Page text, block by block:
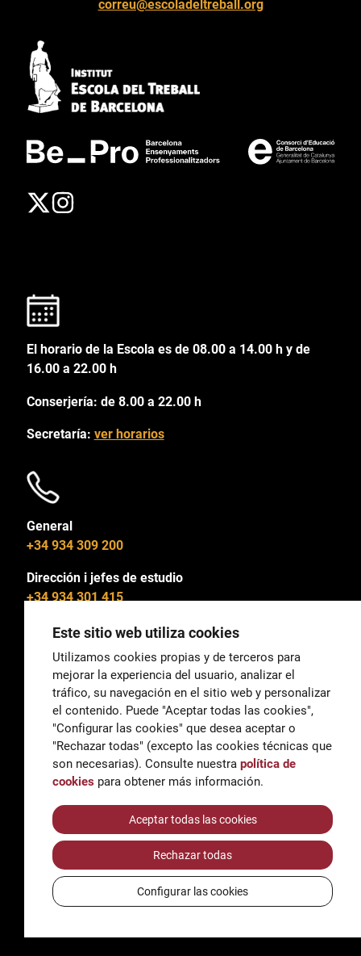
correu@escoladeltreball.org
El horario de la Escola es de 08.00 a 14.00 h y de
16.00 a 22.00 h
Conserjería: de 8.00 a 22.00 h
Secretaría: ver horarios
General
+34 934 309 200
Dirección i jefes de estudio
+34 934 301 415
General
correu@escoladeltreball.org
Información
informacio@escoladeltreball.org
Trámites de secretaría
AccessibilidadAviso legal y Política de Privacidad
Política de cookies
Créditos
Este sitio web utiliza cookies
Utilizamos cookies propias y de terceros para
mejorar la experiencia del usuario, analizar el
tráfico, su navegación en el sitio web y personalizar
el contenido. Puede "Aceptar todas las cookies",
"Configurar las cookies" que desea aceptar o
"Rechazar todas" (excepto las cookies técnicas que
son necesarias). Consulte nuestra política de
cookies para obtener más información.
Aceptar todas las cookies
Rechazar todas
Configurar las cookies